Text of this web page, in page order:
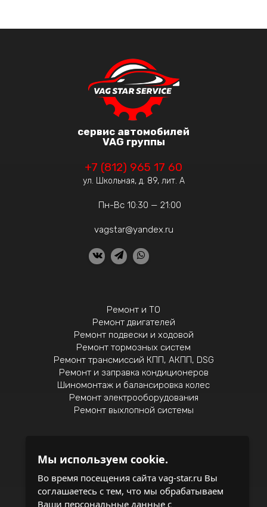
сервис автомобилей
VAG группы
+7 (812) 965 17 60
ул. Школьная, д. 89, лит. А
Пн-Вс 10:30 — 21:00
vagstar@yandex.ru
Ремонт и ТО
Ремонт двигателей
Ремонт подвески и ходовой
Ремонт тормозных систем
Ремонт трансмиссий КПП, АКПП, DSG
Ремонт и заправка кондиционеров
Шиномонтаж и балансировка колес
Ремонт электрооборудования
Ремонт выхлопной системы
Политика конфиденциальности
записаться на обслуживание
Мы используем cookie.
Во время посещения сайта vag-star.ru Вы
соглашаетесь с тем, что мы обрабатываем
Ваши персональные данные с